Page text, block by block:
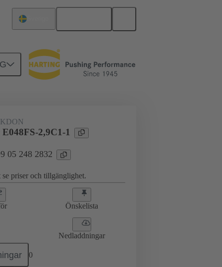
till dotterkort 09 05 248 2832
2,9C1-1
05 248 2832
priser och tillgänglighet.
Önskelista
Nedladdningar
0